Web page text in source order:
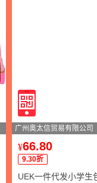
广州奥太信贸易有限公司
¥66.80
9.30折
UEK一件代发小学生